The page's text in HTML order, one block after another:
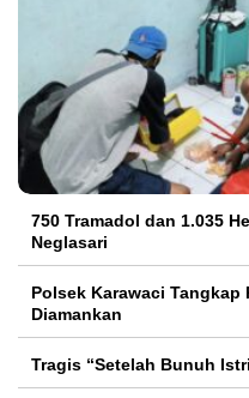
750 Tramadol dan 1.035
Neglasari
Polsek Karawaci Tangkap
Diamankan
Tragis “Setelah Bunuh